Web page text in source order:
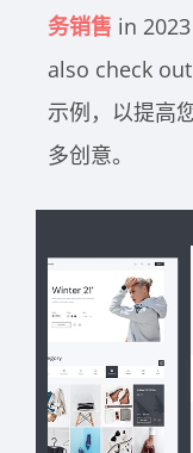
务销售 in
also check
示例，以提高
多创意。